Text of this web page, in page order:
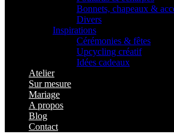
Bonnets, chapeaux &
Divers
Inspirations
Cérémonies & fêtes
Upcycling créatif
Idées cadeaux
Atelier
Sur mesure
Mariage
A propos
Blog
Contact